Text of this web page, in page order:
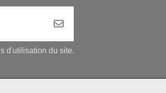
d'utilisation du site.